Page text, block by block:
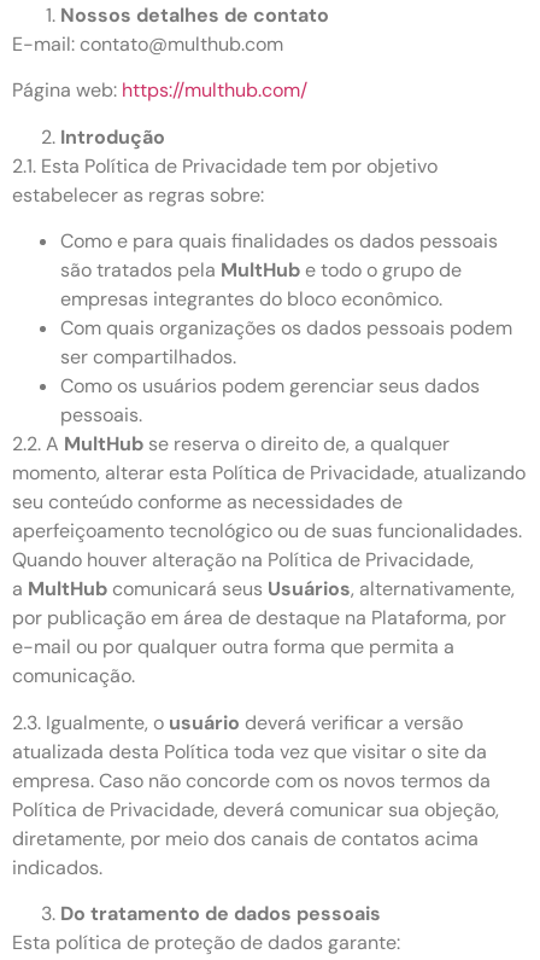
Nossos detalhes de contato
E-mail: contato@multhub.com
Página web: https://multhub.com/
Introdução
2.1. Esta Política de Privacidade tem por objetivo
estabelecer as regras sobre:
Como e para quais finalidades os dados pessoais
são tratados pela MultHub e todo o grupo de
empresas integrantes do bloco econômico.
Com quais organizações os dados pessoais podem
ser compartilhados.
Como os usuários podem gerenciar seus dados
pessoais.
2.2. A MultHub se reserva o direito de, a qualquer
momento, alterar esta Política de Privacidade, atualizando
seu conteúdo conforme as necessidades de
aperfeiçoamento tecnológico ou de suas funcionalidades.
Quando houver alteração na Política de Privacidade,
a MultHub comunicará seus Usuários, alternativamente,
por publicação em área de destaque na Plataforma, por
e-mail ou por qualquer outra forma que permita a
comunicação.
2.3. Igualmente, o usuário deverá verificar a versão
atualizada desta Política toda vez que visitar o site da
empresa. Caso não concorde com os novos termos da
Política de Privacidade, deverá comunicar sua objeção,
diretamente, por meio dos canais de contatos acima
indicados.
Do tratamento de dados pessoais
Esta política de proteção de dados garante: